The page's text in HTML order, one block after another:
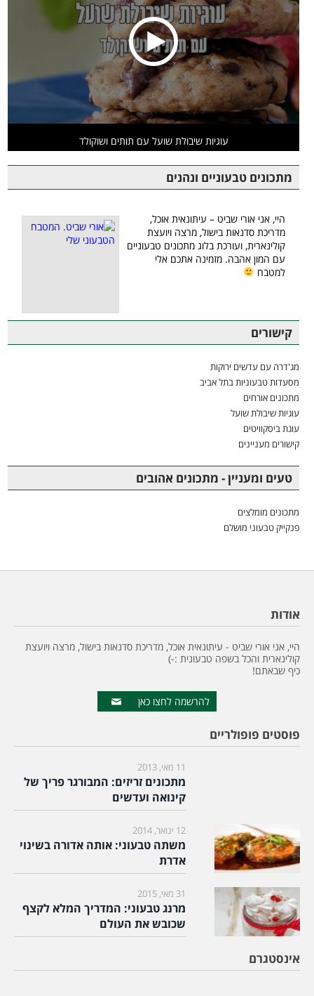
עוגיות שיבולת שועל עם תותים ושוקולד
מתכונים טבעוניים ונהנים
היי, אני אורי שביט – עיתונאית אוכל,
מדריכת סדנאות בישול, מרצה ויועצת
קולינארית, ועורכת בלוג מתכונים טבעוניים
עם המון אהבה. מזמינה אתכם אלי
למטבח
קישורים
מג'דרה עם עדשים ירוקות
מסעדות טבעוניות בתל אביב
מתכונים אורחים
עוגיות שיבולת שועל
עוגת ביסקוויטים
קישורים מעניינים
טעים ומעניין - מתכונים אהובים
מתכונים מומלצים
פנקייק טבעוני מושלם
אודות
היי, אני אורי שביט - עיתונאית אוכל, מדריכת סדנאות בישול, מרצה ויועצת
קולינארית והכל בשפה טבעונית :-)
כיף שבאתם!
להרשמה לחצו כאן
פוסטים פופולריים
11 מאי, 2013
מתכונים זריזים: המבורגר פריך של
קינואה ועדשים
12 ינואר, 2014
משתה טבעוני: אותה אדורה בשינוי
אדרת
31 מאי, 2015
מרנג טבעוני: המדריך המלא לקצף
שכובש את העולם
אינסטגרם